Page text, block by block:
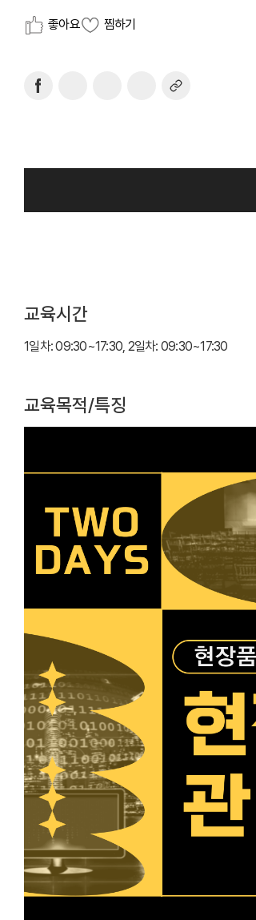
좋아요 찜하기
교육시간
1일차: 09:30~17:30, 2일차: 09:30~17:30
교육목적/특징